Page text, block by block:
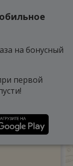
на бонусный
первой